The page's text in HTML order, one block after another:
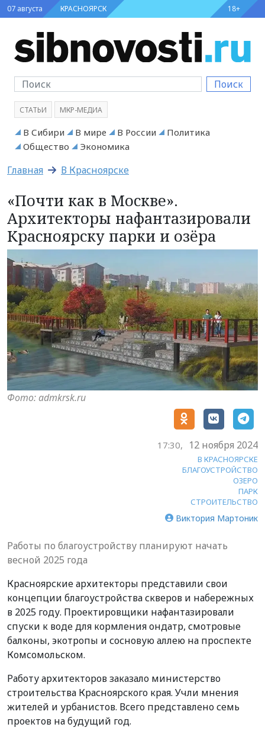
07 августа КРАСНОЯРСК 18+
Поиск
СТАТЬИ МКР-МЕДИА
В Сибири В мире В России
Политика
Общество
Экономика
Главная В Красноярске
«Почти как в Москве».
Архитекторы нафантазировали
Красноярску парки и озёра
Фото: admkrsk.ru
17:30, 12 ноября 2024
В КРАСНОЯРСКЕ
БЛАГОУСТРОЙСТВО
ОЗЕРО
ПАРК
СТРОИТЕЛЬСТВО
Виктория Мартоник
Работы по благоустройству планируют начать
весной 2025 года
Красноярские архитекторы представили свои
концепции благоустройства скверов и набережных
в 2025 году. Проектировщики нафантазировали
спуски к воде для кормления ондатр, смотровые
балконы, экотропы и сосновую аллею на проспекте
Комсомольском.
Работу архитекторов заказало министерство
строительства Красноярского края. Учли мнения
жителей и урбанистов. Всего представлено семь
проектов на будущий год.